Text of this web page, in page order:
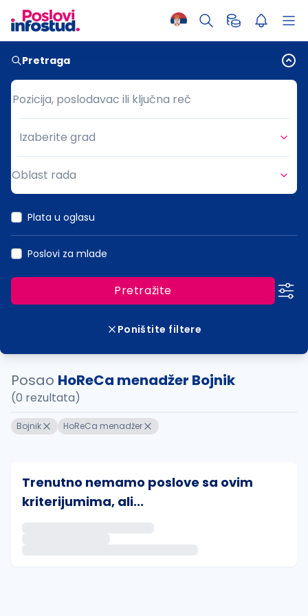
Pretraga
Pozicija, poslodavac ili ključna reč
Pozicija, poslodavac ili ključna reč
Grad
Izaberite grad
Oblast rada
Plata u oglasu
Poslovi za mlade
Pretražite
Poništite filtere
Posao HoReCa menadžer Bojnik
(0 rezultata)
Bojnik HoReCa menadžer
Trenutno nemamo poslove sa ovim
kriterijumima, ali...